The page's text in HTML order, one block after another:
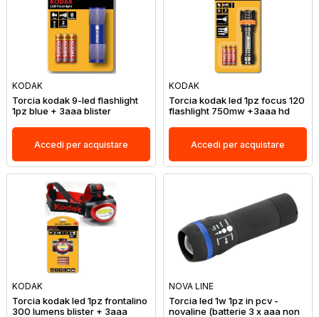
KODAK
Torcia kodak 9-led flashlight
1pz blue + 3aaa blister
Accedi per acquistare
KODAK
Torcia kodak led 1pz focus 120
flashlight 750mw +3aaa hd
Accedi per acquistare
KODAK
Torcia kodak led 1pz frontalino
300 lumens blister + 3aaa
NOVA LINE
Torcia led 1w 1pz in pcv -
novaline (batterie 3 x aaa non